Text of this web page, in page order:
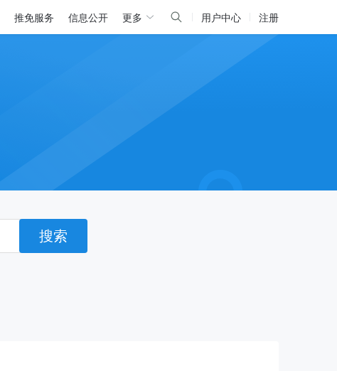
推免服务 信息公开 更多 用户中心 注册
搜索